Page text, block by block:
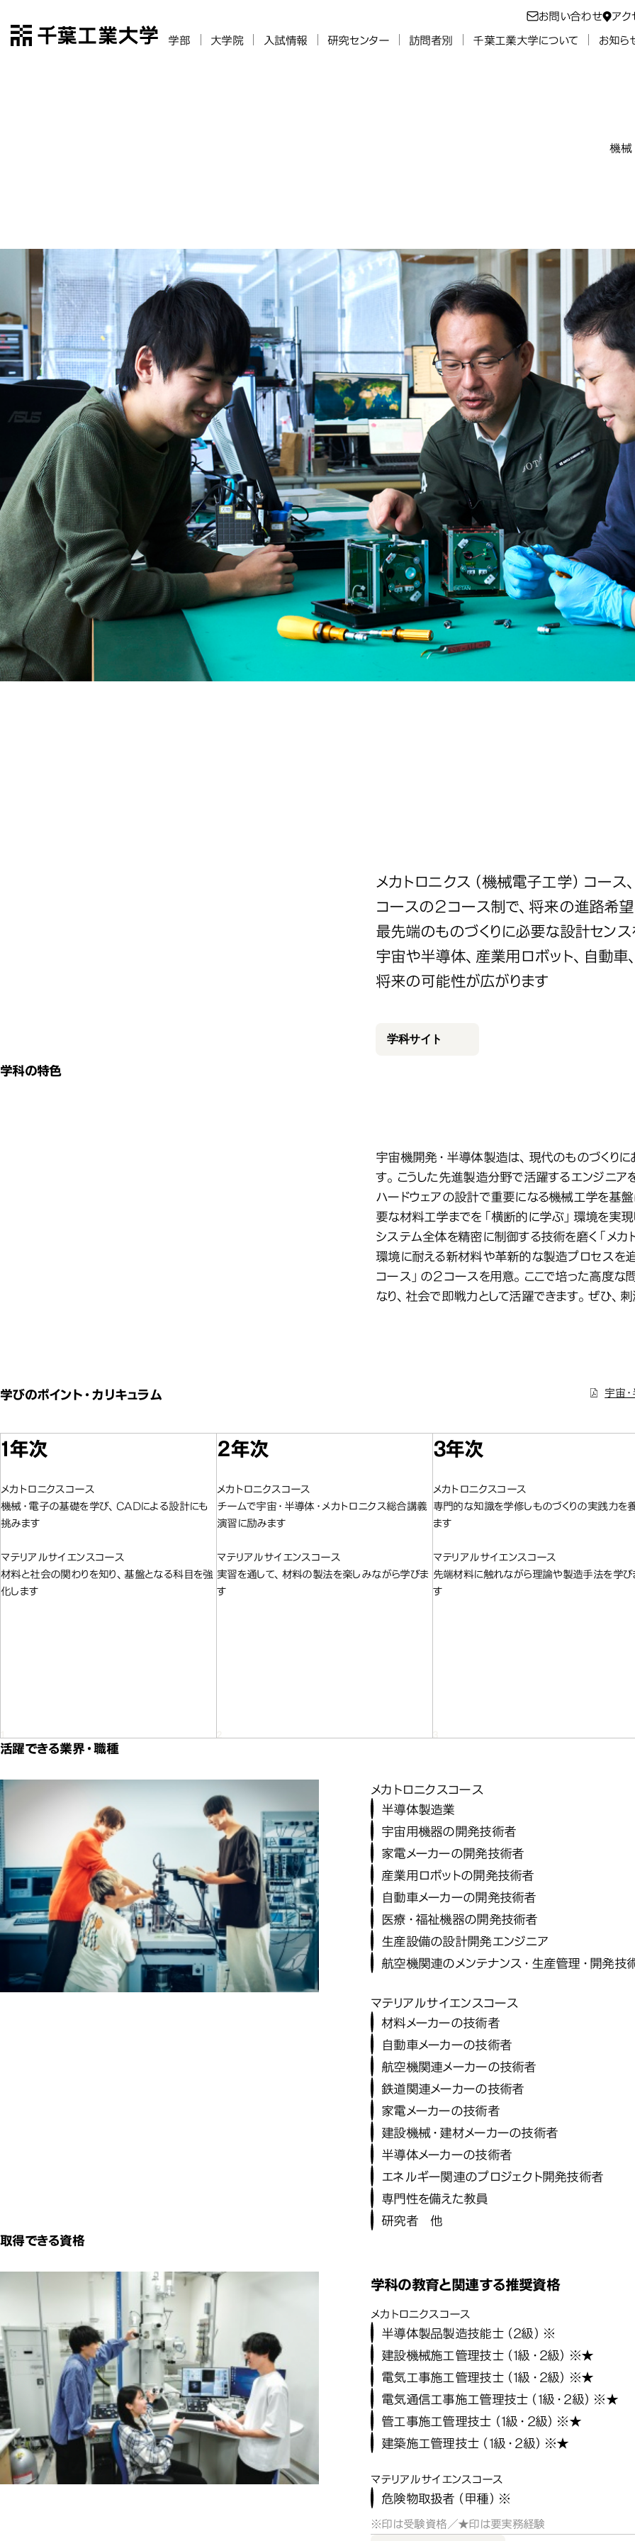
千葉工業大学
お問い合わせ アク
学部 大学院 入試情報 研究センター 訪問者別 千葉工業大学について お知ら
（2027年4月設置予定）
（2027年4月設置予定）
機械
メカトロニクス（機械電子工学）コース
コースの２コース制で、将来の進路希
最先端のものづくりに必要な設計センス
宇宙や半導体、産業用ロボット、自動車
将来の可能性が広がります
学科サイト
学科の特色
宇宙機開発・半導体製造は、現代のものづくり
す。こうした先進製造分野で活躍するエンジニ
ハードウェアの設計で重要になる機械工学を基
要な材料工学までを「横断的に学ぶ」環境を実
システム全体を精密に制御する技術を磨く「メカ
環境に耐える新材料や革新的な製造プロセスを
コース」の２コースを用意。ここで培った高度
なり、社会で即戦力として活躍できます。ぜひ、
学びのポイント・カリキュラム 宇宙
1年次
メカトロニクスコース
機械・電子の基礎を学び、CADによる設計にも
挑みます
マテリアルサイエンスコース
材料と社会の関わりを知り、基盤となる科目を強
化します
2年次
メカトロニクスコース
チームで宇宙・半導体・メカトロニクス総合講義
演習に励みます
マテリアルサイエンスコース
実習を通して、材料の製法を楽しみながら学びま
す
3年次
メカトロニクスコース
専門的な知識を学修しものづくりの実践力を
ます
マテリアルサイエンスコース
先端材料に触れながら理論や製造手法を学び
す
活躍できる業界・職種
メカトロニクスコース
半導体製造業
宇宙用機器の開発技術者
家電メーカーの開発技術者
産業用ロボットの開発技術者
自動車メーカーの開発技術者
医療・福祉機器の開発技術者
生産設備の設計開発エンジニア
航空機関連のメンテナンス・生産管理・開発
マテリアルサイエンスコース
材料メーカーの技術者
自動車メーカーの技術者
航空機関連メーカーの技術者
鉄道関連メーカーの技術者
家電メーカーの技術者
建設機械・建材メーカーの技術者
半導体メーカーの技術者
エネルギー関連のプロジェクト開発技術者
専門性を備えた教員
研究者 他
取得できる資格
学科の教育と関連する推奨資格
メカトロニクスコース
半導体製品製造技能士（2級）※
建設機械施工管理技士（1級・2級）※★
電気工事施工管理技士（1級・2級）※★
電気通信工事施工管理技士（1級・2級）※★
管工事施工管理技士（1級・2級）※★
建築施工管理技士（1級・2級）※★
マテリアルサイエンスコース
危険物取扱者（甲種）※
※印は受験資格／★印は要実務経験